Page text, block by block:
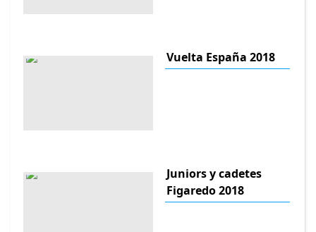
Vuelta España 2018
Juniors y cadetes
Figaredo 2018